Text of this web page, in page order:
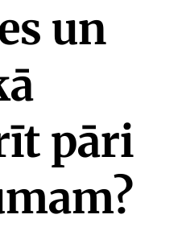
un
pāri